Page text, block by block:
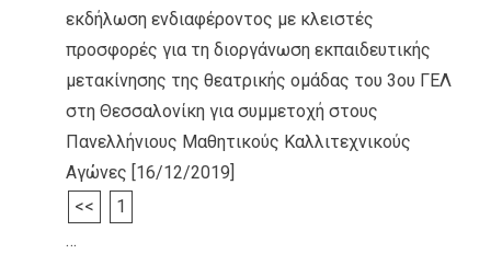
εκδήλωση ενδιαφέροντος με κλειστές
προσφορές για τη διοργάνωση εκπαιδευτικής
μετακίνησης της θεατρικής ομάδας του 3ου ΓΕΛ
στη Θεσσαλονίκη για συμμετοχή στους
Πανελλήνιους Μαθητικούς Καλλιτεχνικούς
Αγώνες [16/12/2019]
<<
1
…